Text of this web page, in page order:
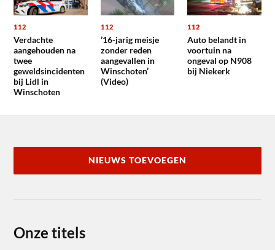
112
Verdachte
aangehouden na
twee
geweldsincidenten
bij Lidl in
Winschoten
112
’16-jarig meisje
zonder reden
aangevallen in
Winschoten’
(Video)
112
Auto belandt in
voortuin na
ongeval op N908
bij Niekerk
NIEUWS TOEVOEGEN
Onze titels